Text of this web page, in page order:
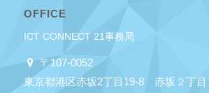
OFFICE
ICT CONNECT 21事務局
〒107-0052
東京都港区赤坂2丁目19-8 赤坂２丁目